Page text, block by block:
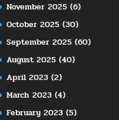
November 2025 (6)
October 2025 (30)
September 2025 (60)
August 2025 (40)
April 2023 (2)
March 2023 (4)
February 2023 (5)